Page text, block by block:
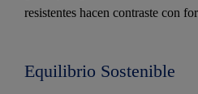
resistentes hacen contraste con
Equilibrio Sostenible